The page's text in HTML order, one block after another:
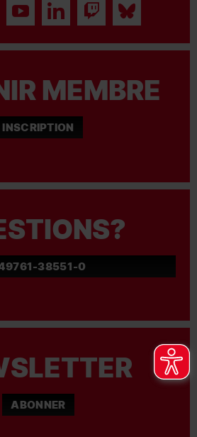
MEMBRE
INSCRIPTION
38551-0
ABONNER